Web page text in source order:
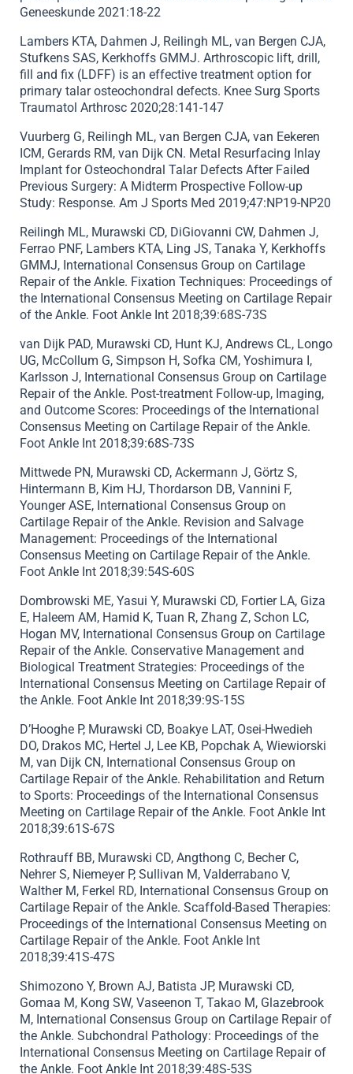
Geneeskunde 2021:18-22
Lambers KTA, Dahmen J, Reilingh ML, van Bergen CJA,
Stufkens SAS, Kerkhoffs GMMJ. Arthroscopic lift, drill,
fill and fix (LDFF) is an effective treatment option for
primary talar osteochondral defects. Knee Surg Sports
Traumatol Arthrosc 2020;28:141-147
Vuurberg G, Reilingh ML, van Bergen CJA, van Eekeren
ICM, Gerards RM, van Dijk CN. Metal Resurfacing Inlay
Implant for Osteochondral Talar Defects After Failed
Previous Surgery: A Midterm Prospective Follow-up
Study: Response. Am J Sports Med 2019;47:NP19-NP20
Reilingh ML, Murawski CD, DiGiovanni CW, Dahmen J,
Ferrao PNF, Lambers KTA, Ling JS, Tanaka Y, Kerkhoffs
GMMJ, International Consensus Group on Cartilage
Repair of the Ankle. Fixation Techniques: Proceedings of
the International Consensus Meeting on Cartilage Repair
of the Ankle. Foot Ankle Int 2018;39:68S-73S
van Dijk PAD, Murawski CD, Hunt KJ, Andrews CL, Longo
UG, McCollum G, Simpson H, Sofka CM, Yoshimura I,
Karlsson J, International Consensus Group on Cartilage
Repair of the Ankle. Post-treatment Follow-up, Imaging,
and Outcome Scores: Proceedings of the International
Consensus Meeting on Cartilage Repair of the Ankle.
Foot Ankle Int 2018;39:68S-73S
Mittwede PN, Murawski CD, Ackermann J, Görtz S,
Hintermann B, Kim HJ, Thordarson DB, Vannini F,
Younger ASE, International Consensus Group on
Cartilage Repair of the Ankle. Revision and Salvage
Management: Proceedings of the International
Consensus Meeting on Cartilage Repair of the Ankle.
Foot Ankle Int 2018;39:54S-60S
Dombrowski ME, Yasui Y, Murawski CD, Fortier LA, Giza
E, Haleem AM, Hamid K, Tuan R, Zhang Z, Schon LC,
Hogan MV, International Consensus Group on Cartilage
Repair of the Ankle. Conservative Management and
Biological Treatment Strategies: Proceedings of the
International Consensus Meeting on Cartilage Repair of
the Ankle. Foot Ankle Int 2018;39:9S-15S
D’Hooghe P, Murawski CD, Boakye LAT, Osei-Hwedieh
DO, Drakos MC, Hertel J, Lee KB, Popchak A, Wiewiorski
M, van Dijk CN, International Consensus Group on
Cartilage Repair of the Ankle. Rehabilitation and Return
to Sports: Proceedings of the International Consensus
Meeting on Cartilage Repair of the Ankle. Foot Ankle Int
2018;39:61S-67S
Rothrauff BB, Murawski CD, Angthong C, Becher C,
Nehrer S, Niemeyer P, Sullivan M, Valderrabano V,
Walther M, Ferkel RD, International Consensus Group on
Cartilage Repair of the Ankle. Scaffold-Based Therapies:
Proceedings of the International Consensus Meeting on
Cartilage Repair of the Ankle. Foot Ankle Int
2018;39:41S-47S
Shimozono Y, Brown AJ, Batista JP, Murawski CD,
Gomaa M, Kong SW, Vaseenon T, Takao M, Glazebrook
M, International Consensus Group on Cartilage Repair of
the Ankle. Subchondral Pathology: Proceedings of the
International Consensus Meeting on Cartilage Repair of
the Ankle. Foot Ankle Int 2018;39:48S-53S